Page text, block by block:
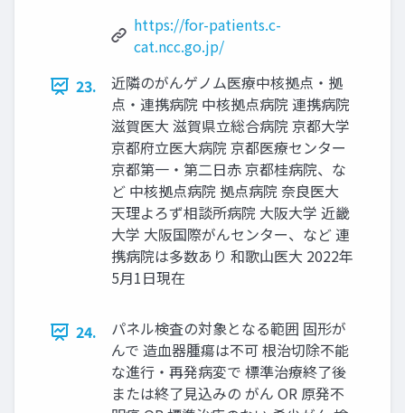
https://for-patients.c-
cat.ncc.go.jp/
23.
近隣のがんゲノム医療中核拠点・拠
点・連携病院 中核拠点病院 連携病院
滋賀医大 滋賀県立総合病院 京都大学
京都府立医大病院 京都医療センター
京都第一・第二日赤 京都桂病院、な
ど 中核拠点病院 拠点病院 奈良医大
天理よろず相談所病院 大阪大学 近畿
大学 大阪国際がんセンター、など 連
携病院は多数あり 和歌山医大 2022年
5月1日現在
24.
パネル検査の対象となる範囲 固形が
んで 造血器腫瘍は不可 根治切除不能
な進行・再発病変で 標準治療終了後
または終了見込みの がん OR 原発不